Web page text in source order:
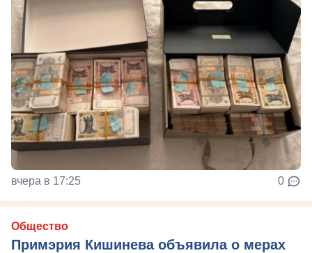
вчера в 17:25 0
Общество
Примэрия Кишинева объявила о мерах